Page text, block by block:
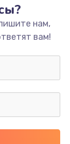
нам,
вам!